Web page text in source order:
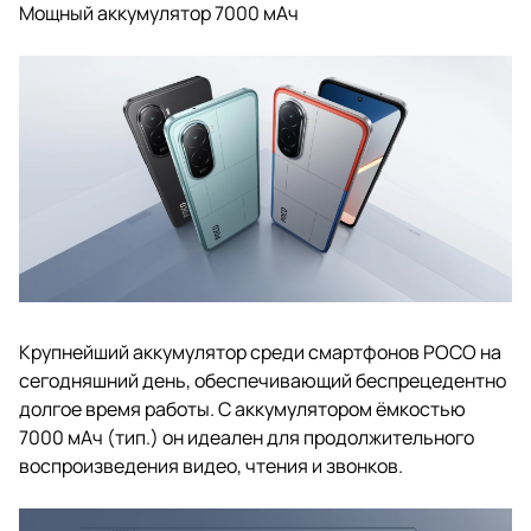
Мощный аккумулятор 7000 мАч
Крупнейший аккумулятор среди смартфонов POCO на
сегодняшний день, обеспечивающий беспрецедентно
долгое время работы. С аккумулятором ёмкостью
7000 мАч (тип.) он идеален для продолжительного
воспроизведения видео, чтения и звонков.